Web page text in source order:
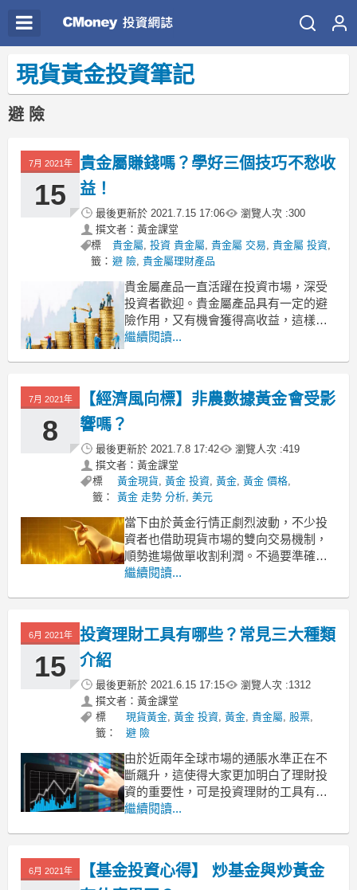
現貨黃金投資筆記
避 險
7月 2021年
15
貴金屬賺錢嗎？學好三個技巧不愁收
益！
最後更新於 2021.7.15 17:06 瀏覽人次 :300
撰文者：黃金課堂
標
籤：
貴金屬, 投資 貴金屬, 貴金屬 交易, 貴金屬 投資,
避 險, 貴金屬理財產品
貴金屬產品一直活躍在投資市場，深受
投資者歡迎。貴金屬產品具有一定的避
險作用，又有機會獲得高收益，這樣一
種產品很難不受歡迎。第一次投資貴金
高於股票。下麵為大家講講貴金屬賺錢
嗎？學好技巧才賺錢！
繼續閱讀...
7月 2021年
8
【經濟風向標】非農數據黃金會受影
響嗎？
最後更新於 2021.7.8 17:42 瀏覽人次 :419
撰文者：黃金課堂
標
籤：
黃金現貨,黃金 投資,黃金,黃金 價格,
黃金 走勢 分析,美元
當下由於黃金行情正劇烈波動，不少投
資者也借助現貨市場的雙向交易機制，
順勢進場做單收割利潤。不過要準確判
斷黃金的後市走向，我們往往需要以國
投資市場中的重要數據，非農數據的會
對黃金產生影響嗎？效果如何？
繼續閱讀...
6月 2021年
15
投資理財工具有哪些？常見三大種類
介紹
最後更新於 2021.6.15 17:15 瀏覽人次 :1312
撰文者：黃金課堂
標
籤：
現貨黃金, 黃金 投資, 黃金, 貴金屬, 股票,
避 險
由於近兩年全球市場的通脹水準正在不
斷飆升，這使得大家更加明白了理財投
資的重要性，可是投資理財的工具有很
多，作為大眾投資者，應該如何挑選正
類去進行理解，大家應該根據自己的類
型和需求，選擇適配的投資理財產品。
繼續閱讀...
6月 2021年
【基金投資心得】 炒基金與炒黃金